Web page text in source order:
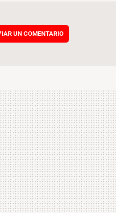
UN COMENTARIO